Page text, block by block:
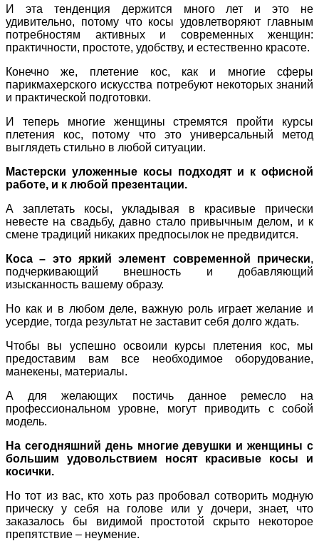
И эта тенденция держится много лет и это не
удивительно, потому что косы удовлетворяют главным
потребностям активных и современных женщин:
практичности, простоте, удобству, и естественно красоте.
Конечно же, плетение кос, как и многие сферы
парикмахерского искусства потребуют некоторых знаний
и практической подготовки.
И теперь многие женщины стремятся пройти курсы
плетения кос, потому что это универсальный метод
выглядеть стильно в любой ситуации.
Мастерски уложенные косы подходят и к офисной
работе, и к любой презентации.
А заплетать косы, укладывая в красивые прически
невесте на свадьбу, давно стало привычным делом, и к
смене традиций никаких предпосылок не предвидится.
Коса – это яркий элемент современной прически,
подчеркивающий внешность и добавляющий
изысканность вашему образу.
Но как и в любом деле, важную роль играет желание и
усердие, тогда результат не заставит себя долго ждать.
Чтобы вы успешно освоили курсы плетения кос, мы
предоставим вам все необходимое оборудование,
манекены, материалы.
А для желающих постичь данное ремесло на
профессиональном уровне, могут приводить с собой
модель.
На сегодняшний день многие девушки и женщины с
большим удовольствием носят красивые косы и
косички.
Но тот из вас, кто хоть раз пробовал сотворить модную
прическу у себя на голове или у дочери, знает, что
заказалось бы видимой простотой скрыто некоторое
препятствие – неумение.